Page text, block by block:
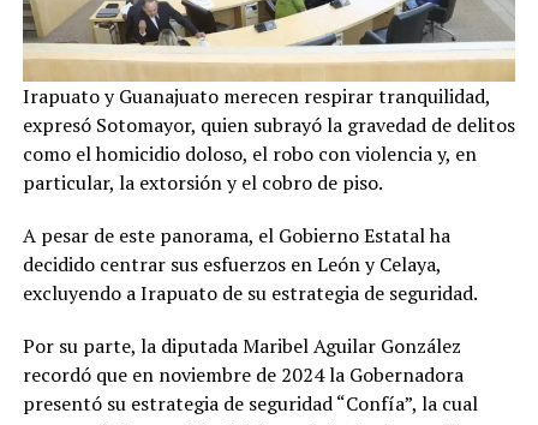
Irapuato y Guanajuato merecen respirar tranquilidad,
expresó Sotomayor, quien subrayó la gravedad de delitos
como el homicidio doloso, el robo con violencia y, en
particular, la extorsión y el cobro de piso.
A pesar de este panorama, el Gobierno Estatal ha
decidido centrar sus esfuerzos en León y Celaya,
excluyendo a Irapuato de su estrategia de seguridad.
Por su parte, la diputada Maribel Aguilar González
recordó que en noviembre de 2024 la Gobernadora
presentó su estrategia de seguridad “Confía”, la cual